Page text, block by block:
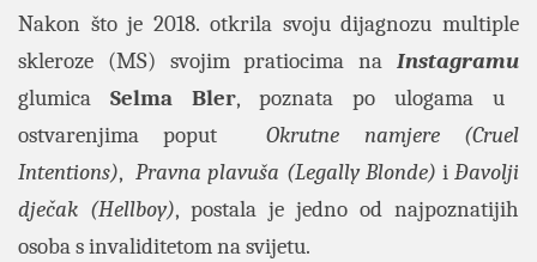
Nakon što je 2018. otkrila svoju dijagnozu multiple
skleroze (MS) svojim pratiocima na Instagramu
glumica Selma Bler, poznata po ulogama u
ostvarenjima poputOkrutne namjere (Cruel
Intentions),Pravna plavuša (Legally Blonde) iĐavolji
dječak (Hellboy), postala je jedno od najpoznatijih
osoba s invaliditetom na svijetu.